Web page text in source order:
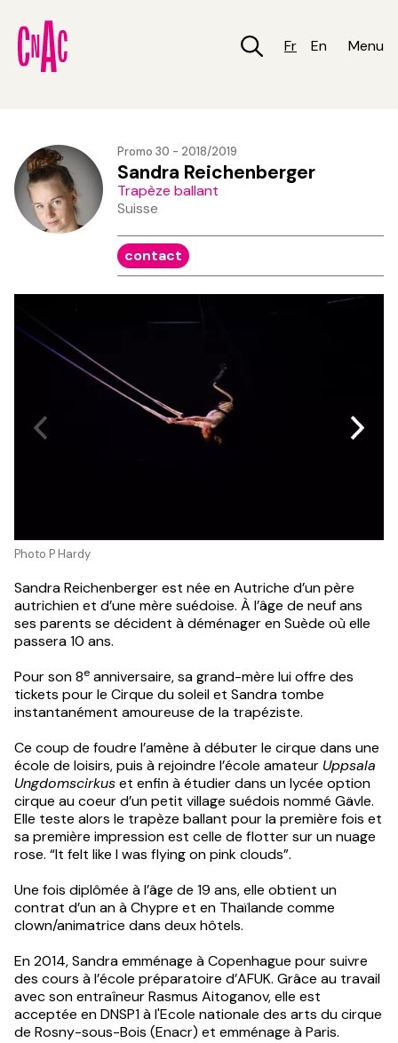
contenu
principal
Fr En Menu
Promo 30 - 2018/2019
Sandra Reichenberger
Trapèze ballant
Suisse
contact
Photo P Hardy
Sandra Reichenberger est née en Autriche d’un père
autrichien et d’une mère suédoise. À l’âge de neuf ans
ses parents se décident à déménager en Suède où elle
passera 10 ans.
Pour son 8e anniversaire, sa grand-mère lui offre des
tickets pour le Cirque du soleil et Sandra tombe
instantanément amoureuse de la trapéziste.
Ce coup de foudre l’amène à débuter le cirque dans une
école de loisirs, puis à rejoindre l’école amateur Uppsala
Ungdomscirkuset enfin à étudier dans un lycée option
cirque au coeur d’un petit village suédois nommé Gävle.
Elle teste alors le trapèze ballant pour la première fois et
sa première impression est celle de flotter sur un nuage
rose. “It felt like I was flying on pink clouds”.
Une fois diplômée à l’âge de 19 ans, elle obtient un
contrat d’un an à Chypre et en Thaïlande comme
clown/animatrice dans deux hôtels.
En 2014, Sandra emménage à Copenhague pour suivre
des cours à l’école préparatoire d’AFUK. Grâce au travail
avec son entraîneur Rasmus Aitoganov, elle est
acceptée en DNSP1 à l'Ecole nationale des arts du cirque
de Rosny-sous-Bois (Enacr) et emménage à Paris.